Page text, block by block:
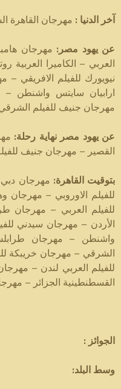
آخر الدنيا : مهرجان القاهرة
عن يهود مصر: مهرجان
العربي – الكاميرا
نيويورك للفيلم الافريقي
ارابيان سايتس واشنطن
مهرجان جنيف للفيلم الشرقي –
عن يهود مصر نهاية رحلة:
القصير – مهرجان جنيف للفيلم
بتوقيت القاهرة: مهرجان
للفيلم الاوروبي – مهرجان
للفيلم العربي – مهرجان
الأردن – مهرجان سيدني
واشنطن – مهرجان
الشرقي – مهرجان خريبكة
للفيلم العربي لندن –
القسطنطينية الجزائر –
الجوائز :
وسط البلد: